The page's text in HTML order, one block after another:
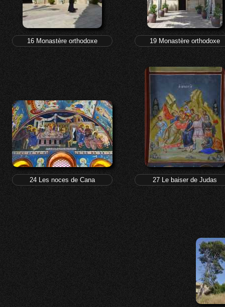
16 Monastère orthodoxe 19 Monastère orthodoxe
24 Les noces de Cana 27 Le baiser de Judas